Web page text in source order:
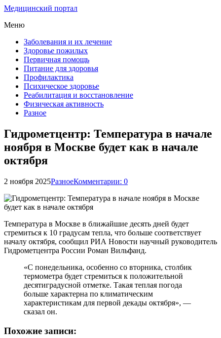
Медицинский портал
Меню
Заболевания и их лечение
Здоровье пожилых
Первичная помощь
Питание для здоровья
Профилактика
Психическое здоровье
Реабилитация и восстановление
Физическая активность
Разное
Гидрометцентр: Температура в начале
ноября в Москве будет как в начале
октября
2 ноября 2025РазноеКомментарии: 0
Температура в Москве в ближайшие десять дней будет
стремиться к 10 градусам тепла, что больше соответствует
началу октября, сообщил РИА Новости научный руководитель
Гидрометцентра России Роман Вильфанд.
«С понедельника, особенно со вторника, столбик
термометра будет стремиться к положительной
десятиградусной отметке. Такая теплая погода
больше характерна по климатическим
характеристикам для первой декады октября», —
сказал он.
Похожие записи: